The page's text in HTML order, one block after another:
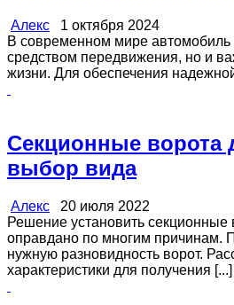
Алекс 1 октября 2024
В современном мире автомобиль
средством передвижения, но и
жизни. Для обеспечения
Секционные ворота
выбор вида
Алекс 20 июля 2022
Решение установить секционные
оправдано по многим причинам.
нужную разновидность ворот.
характеристики для получения [...]